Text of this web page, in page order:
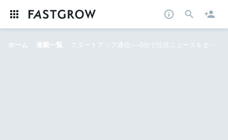
ホーム 連載一覧 スタートアップ通信──5分で注目ニュースをまとめ読み